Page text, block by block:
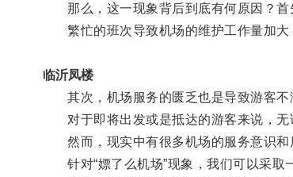
那么，这一现象背后到底有何原因？首
繁忙的班次导致机场的维护工作量加大
临沂凤楼
其次，机场服务的匮乏也是导致游客不
对于即将出发或是抵达的游客来说，无
然而，现实中有很多机场的服务意识和
针对“嫖了么机场”现象，我们可以采取